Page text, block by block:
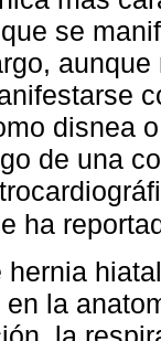
se
disnea
de una
ha
hernia
la